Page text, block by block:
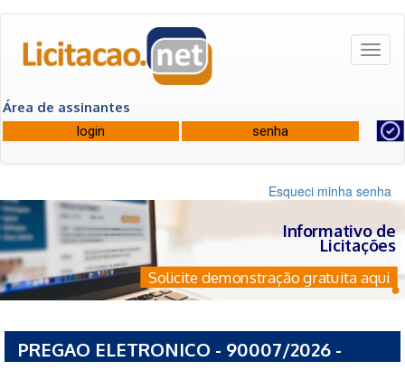
Área de assinantes
Esqueci minha senha
Informativo de
Licitações
Solicite demonstração gratuita aqui
PREGAO ELETRONICO - 90007/2026 -